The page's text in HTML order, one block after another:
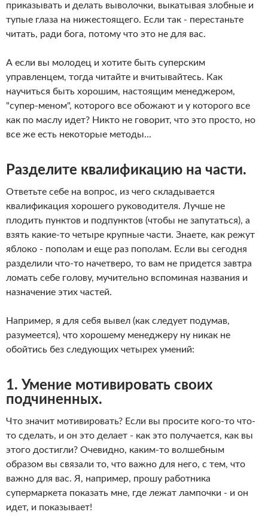
приказывать и делать выволочки, выкатывая злобные и
тупые глаза на нижестоящего. Если так - перестаньте
читать, ради бога, потому что это не для вас.
А если вы молодец и хотите быть суперским
управленцем, тогда читайте и вчитывайтесь. Как
научиться быть хорошим, настоящим менеджером,
"супер-меном", которого все обожают и у которого все
как по маслу идет? Никто не говорит, что это просто, но
все же есть некоторые методы...
Разделите квалификацию на части.
Ответьте себе на вопрос, из чего складывается
квалификация хорошего руководителя. Лучше не
плодить пунктов и подпунктов (чтобы не запутаться), а
взять какие-то четыре крупные части. Знаете, как режут
яблоко - пополам и еще раз пополам. Если вы сегодня
разделили что-то начетверо, то вам не придется завтра
ломать себе голову, мучительно вспоминая названия и
назначение этих частей.
Например, я для себя вывел (как следует подумав,
разумеется), что хорошему менеджеру ну никак не
обойтись без следующих четырех умений:
1. Умение мотивировать своих
подчиненных.
Что значит мотивировать? Если вы просите кого-то что-
то сделать, и он это делает - как это получается, как вы
этого достигли? Очевидно, каким-то волшебным
образом вы связали то, что важно для него, с тем, что
важно для вас. Я, например, прошу работника
супермаркета показать мне, где лежат лампочки - и он
идет, и показывает!